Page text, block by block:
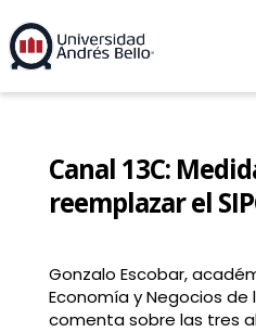
Canal 13C:
reemplazar el
Gonzalo Escobar,
Economía y Negocios de
comenta sobre las tres